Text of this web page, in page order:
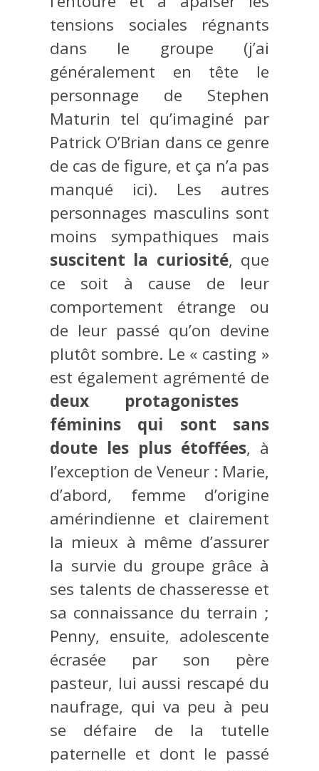
tensions sociales régnants
dans le groupe (j’ai
généralement en tête le
personnage de Stephen
Maturin tel qu’imaginé par
Patrick O’Brian dans ce genre
de cas de figure, et ça n’a pas
manqué ici). Les autres
personnages masculins sont
moins sympathiques mais
suscitent la curiosité, que
ce soit à cause de leur
comportement étrange ou
de leur passé qu’on devine
plutôt sombre. Le « casting »
est également agrémenté de
deux protagonistes
féminins qui sont sans
doute les plus étoffées, à
l’exception de Veneur : Marie,
d’abord, femme d’origine
amérindienne et clairement
la mieux à même d’assurer
la survie du groupe grâce à
ses talents de chasseresse et
sa connaissance du terrain ;
Penny, ensuite, adolescente
écrasée par son père
pasteur, lui aussi rescapé du
naufrage, qui va peu à peu
se défaire de la tutelle
paternelle et dont le passé